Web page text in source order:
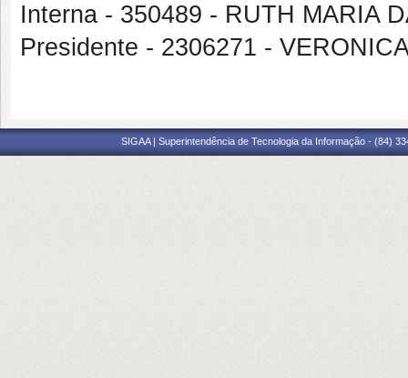
Interna - 350489 - RUTH MARIA
Presidente - 2306271 -
SIGAA | Superintendência de Tecnologia da Informação - (84)